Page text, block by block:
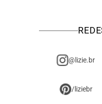
@lizie.br
/liziebr